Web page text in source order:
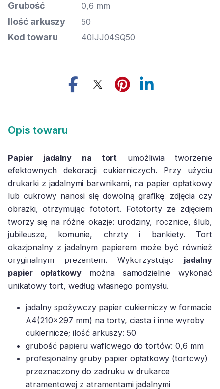
Grubość 0,6 mm
Ilość arkuszy 50
Kod towaru 40IJJ04SQ50
Opis towaru
Papier jadalny na tort umożliwia tworzenie
efektownych dekoracji cukierniczych. Przy użyciu
drukarki z jadalnymi barwnikami, na papier opłatkowy
lub cukrowy nanosi się dowolną grafikę: zdjęcia czy
obrazki, otrzymując fototort. Fototorty ze zdjęciem
tworzy się na różne okazje: urodziny, rocznice, ślub,
jubileusze, komunie, chrzty i bankiety. Tort
okazjonalny z jadalnym papierem może być również
oryginalnym prezentem. Wykorzystując jadalny
papier opłatkowy można samodzielnie wykonać
unikatowy tort, według własnego pomysłu.
jadalny spożywczy papier cukierniczy w formacie
A4(210x297 mm) na torty, ciasta i inne wyroby
cukiernicze; ilość arkuszy: 50
grubość papieru waflowego do tortów: 0,6 mm
profesjonalny gruby papier opłatkowy (tortowy)
przeznaczony do zadruku w drukarce
atramentowej z atramentami jadalnymi